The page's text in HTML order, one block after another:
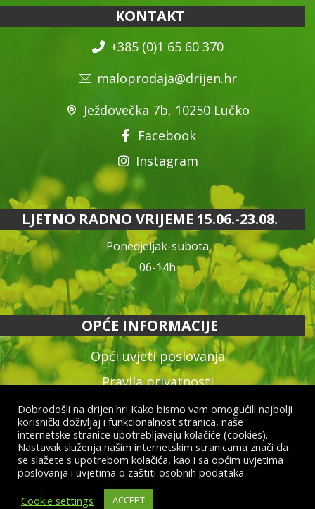
KONTAKT
+385 (0)1 65 60 370
maloprodaja@drijen.hr
Ježdovečka 7b, 10250 Lučko
Facebook
Instagram
LJETNO RADNO VRIJEME 15.06.-23.08.
Ponedjeljak-subota
06-14h
OPĆE INFORMACIJE
Opći uvjeti poslovanja
Pravila privatnosti
Reklamacija proizvoda
Način plaćanja & dostava
Raskid ugovora
Dobrodošli na drijen.hr! Kako bismo vam omogućili najbolji
korisnički doživljaj i funkcionalnost stranica, naše
internetske stranice upotrebljavaju kolačiće (cookies).
Nastavak služenja našim internetskim stranicama znači da
se slažete s upotrebom kolačića, kao i sa općim uvjetima
poslovanja i uvjetima o zaštiti osobnih podataka.
Cookie settings
ACCEPT